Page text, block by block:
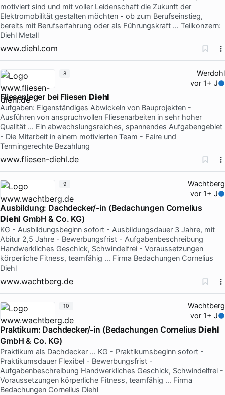
motiviert sind und mit voller Leidenschaft die Zukunft der
Elektromobilität gestalten möchten - ob zum Berufseinstieg,
bereits mit Berufserfahrung oder als Führungskraft … Teilkonzern:
Diehl Metall
www.diehl.com
Werdohl
vor 1+ J
Fliesenleger bei Fliesen Diehl
Aufgaben: Eigenständiges Abwickeln von Bauprojekten -
Ausführen von anspruchvollen Fliesenarbeiten in sehr hoher
Qualität … Ein abwechslungsreiches, spannendes Aufgabengebiet
- Die Mitarbeit in einem motivierten Team - Faire und
Termingerechte Bezahlung
www.fliesen-diehl.de
8
Wachtberg
vor 1+ J
Ausbildung: Dachdecker/-in (Bedachungen Cornelius
Diehl GmbH & Co. KG)
KG - Ausbildungsbeginn sofort - Ausbildungsdauer 3 Jahre, mit
Abitur 2,5 Jahre - Bewerbungsfrist - Aufgabenbeschreibung
Handwerkliches Geschick, Schwindelfrei - Voraussetzungen
körperliche Fitness, teamfähig … Firma Bedachungen Cornelius
Diehl
www.wachtberg.de
9
Wachtberg
vor 1+ J
Praktikum: Dachdecker/-in (Bedachungen CorneliusDiehl
GmbH & Co. KG)
Praktikum als Dachdecker … KG - Praktikumsbeginn sofort -
Praktikumsdauer Flexibel - Bewerbungsfrist -
Aufgabenbeschreibung Handwerkliches Geschick, Schwindelfrei -
Voraussetzungen körperliche Fitness, teamfähig … Firma
Bedachungen Cornelius Diehl
10